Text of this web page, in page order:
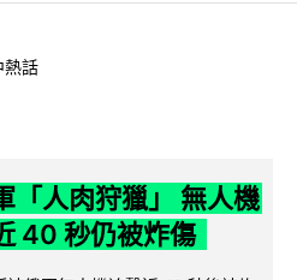
熱話
「人肉狩獵」 無人機
40 秒仍被炸傷